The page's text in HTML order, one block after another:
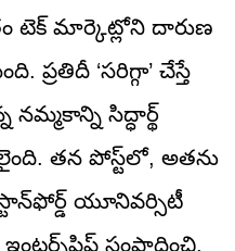
టెక్ మార్కెట్లోని దారుణ
ప్రతిదీ ‘సరిగ్గా’ చేస్తే
సిద్ధార్థ్
తన పోస్ట్‌లో, అతను
యూనివర్సిటీ
ఇంటర్న్‌షిప్ సంపాదించి,